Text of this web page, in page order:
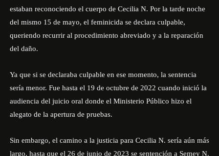
estaban reconociendo el cuerpo de Cecilia N. Por la tarde noche
del mismo 15 de mayo, el feminicida se declara culpable,
queriendo recurrir al procedimiento abreviado y a la reparación
del daño.
Ya que si se declaraba culpable en ese momento, la sentencia
sería menor. Fue hasta el 19 de octubre de 2022 cuando inició la
audiencia del juicio oral donde el Ministerio Público hizo el
alegato de la apertura de pruebas.
Sin embargo, el camino a la justicia para Cecilia N. sería aún más
largo, hasta que el 26 de junio de 2023 se sentención a Semey N.